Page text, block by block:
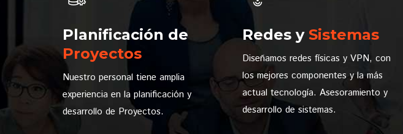
Planificación de
Proyectos
Nuestro personal tiene amplia
experiencia en la planificación y
desarrollo de Proyectos.
Redes y Sistemas
Diseñamos redes físicas y VPN, con
los mejores componentes y la más
actual tecnología. Asesoramiento y
desarrollo de sistemas.